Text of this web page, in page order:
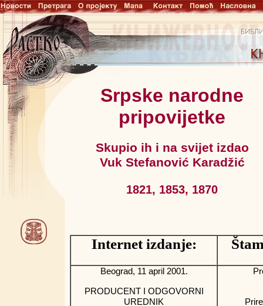
Srpske narodne
pripovijetke
Skupio ih i na svijet izdao
Vuk Stefanović Karadžić
1821, 1853, 1870
Internet izdanje:
Beograd, 11 april2001.
PRODUCENT I ODGOVORNI
UREDNIK